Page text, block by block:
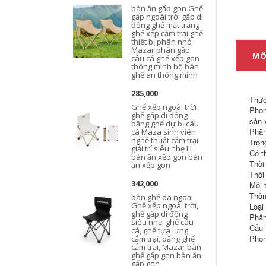
bàn ăn gấp gọn Ghế
gấp ngoài trời gấp di
động ghế mặt trăng
ghế xếp cắm trại ghế
thiết bị phân nhỏ
Mazar phân gấp
câu cá ghế xếp gọn
thông minh bộ bàn
ghế an thông minh
285,000
Ghế xếp ngoài trời
ghế gấp di động
băng ghế dự bị câu
cá Maza sinh viên
nghệ thuật cắm trại
giải trí siêu nhẹ LL
bàn ăn xếp gọn bàn
ăn xếp gọn
342,000
bàn ghế dã ngoại
Ghế xếp ngoài trời,
ghế gấp di động
siêu nhẹ, ghế câu
cá, ghế tựa lưng
cắm trại, băng ghế
cắm trại, Mazar bàn
ghế gấp gọn bàn ăn
gấp gọn
sản
Có
Môi
Cấu